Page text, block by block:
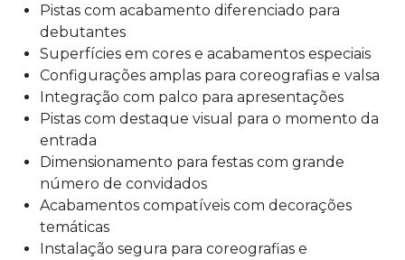
Pistas com acabamento diferenciado para
debutantes
Superfícies em cores e acabamentos especiais
Configurações amplas para coreografias e valsa
Integração com palco para apresentações
Pistas com destaque visual para o momento da
entrada
Dimensionamento para festas com grande
número de convidados
Acabamentos compatíveis com decorações
temáticas
Instalação segura para coreografias e